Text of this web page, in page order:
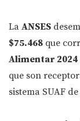
La ANSES
$75.468 que
Alimentar 2024
que son
sistema SUAF